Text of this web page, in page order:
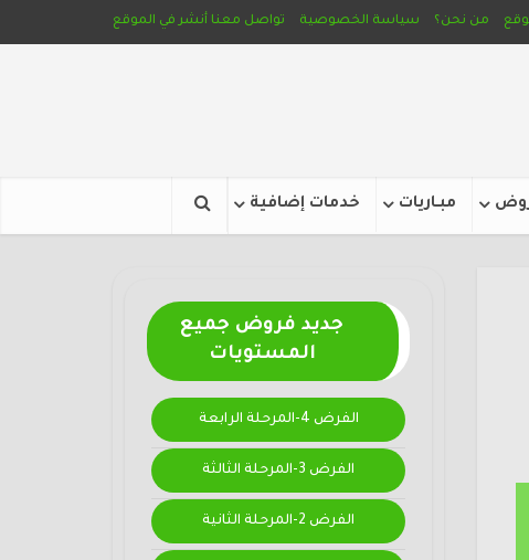
من نحن؟ سياسة الخصوصية تواصل معنا أنشر في الموقع
مبـاريات خدمات إضافية
جديد فروض جميع
المستويات
الفرض 4-المرحلة الرابعة
الفرض 3-المرحلة الثالثة
الفرض 2-المرحلة الثانية